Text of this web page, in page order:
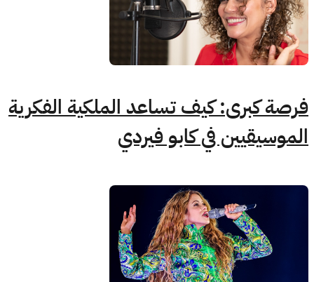
فرصة كبرى: كيف تساعد الملكية الفكرية
الموسيقيين في كابو فيردي